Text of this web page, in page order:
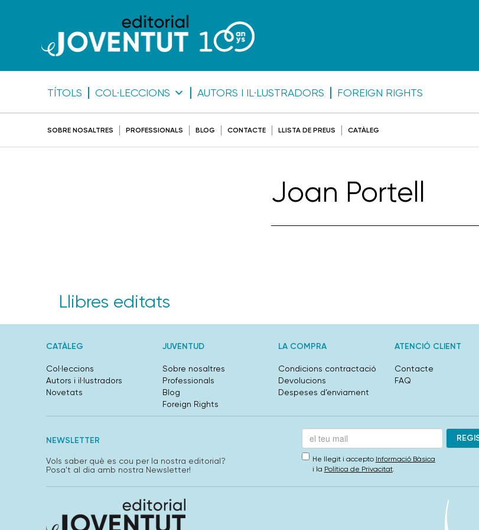
TÍTOLS COL·LECCIONS AUTORS I IL·LUSTRADORS FOREIGN RIGHTS
SOBRE NOSALTRES PROFESSIONALS BLOG CONTACTE LLISTA DE PREUS CATÀLEG
Joan Portell
Llibres editats
CATÀLEG
Col·leccions
Autors i il·lustradors
Novetats
JUVENTUD
Sobre nosaltres
Professionals
Blog
Foreign Rights
LA COMPRA
Condicions contractació
Devolucions
Despeses d’enviament
ATENCIÓ CLIENT
Contacte
FAQ
NEWSLETTER
Vols saber què es cou per la nostra editorial?
Posa't al dia amb nostra Newsletter!
He llegit i accepto Informació Bàsica
i la Política de Privacitat.